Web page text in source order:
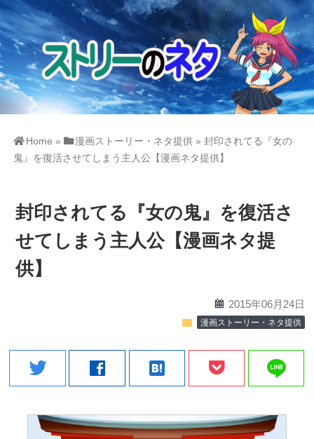
Home » 漫画ストーリー・ネタ提供 »封印されてる『女の
鬼』を復活させてしまう主人公【漫画ネタ提供】
封印されてる『女の鬼』を復活さ
せてしまう主人公【漫画ネタ提
供】
calendar 2015年06月24日
folder 漫画ストーリー・ネタ提供
twitter facebook hatenabookmark line